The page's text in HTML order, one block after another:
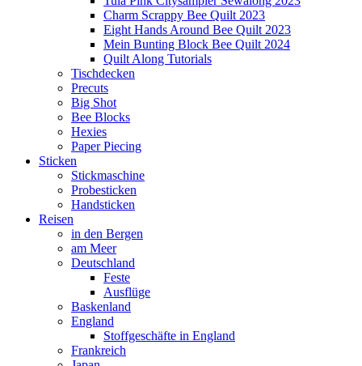
Charm Scrappy Bee Quilt 2023
Eight Hands Around Bee Quilt 2023
Mein Bunting Block Bee Quilt 2024
Quilt Along Tutorials
Tischdecken
Precuts
Big Shot
Bee Blocks
Hexies
Paper Piecing
Sticken
Stickmaschine
Probesticken
Handsticken
Reisen
in den Bergen
am Meer
Deutschland
Feste
Ausflüge
Baskenland
England
Stoffgeschäfte in England
Frankreich